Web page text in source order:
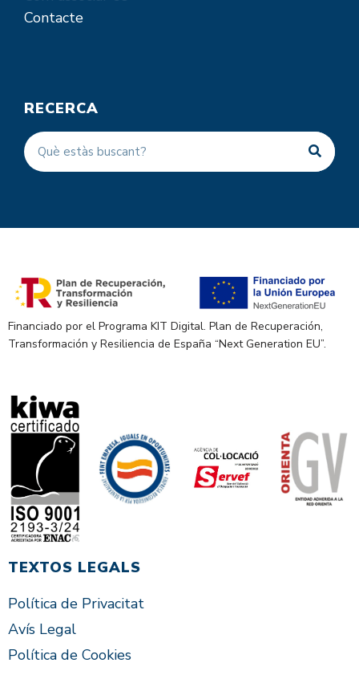
Contacte
RECERCA
Financiado por el Programa KIT Digital. Plan de Recuperación,
Transformación y Resiliencia de España “Next Generation EU”.
TEXTOS LEGALS
Política de Privacitat
Avís Legal
Política de Cookies